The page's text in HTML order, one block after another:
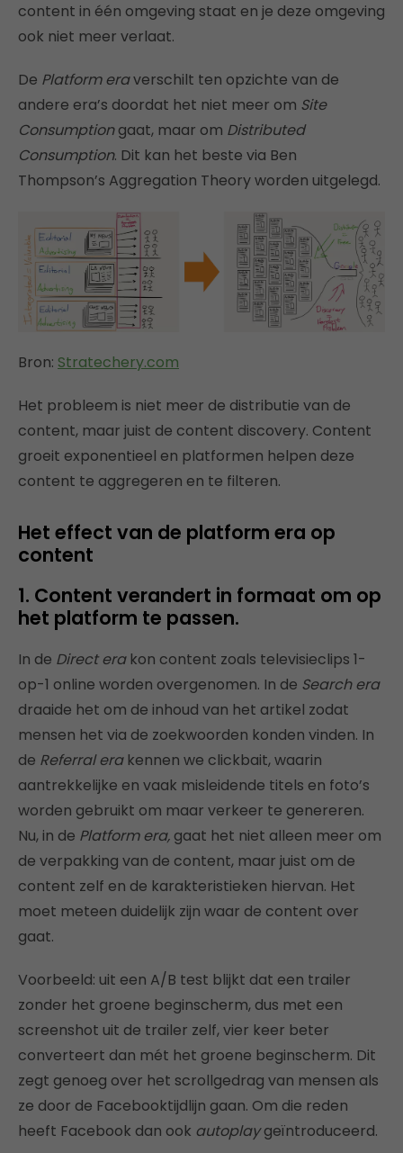
content in één omgeving staat en je deze omgeving
ook niet meer verlaat.
De Platform eraverschilt ten opzichte van de
andere era’s doordat het niet meer om Site
Consumptiongaat, maar om Distributed
Consumption. Dit kan het beste via Ben
Thompson’s Aggregation Theory worden uitgelegd.
Bron: Stratechery.com
Het probleem is niet meer de distributie van de
content, maar juist de content discovery. Content
groeit exponentieel en platformen helpen deze
content te aggregeren en te filteren.
Het effect van de platform era op
content
1. Content verandert in formaat om op
het platform te passen.
In de Direct erakon content zoals televisieclips 1-
op-1 online worden overgenomen. In de Search era
draaide het om de inhoud van het artikel zodat
mensen het via de zoekwoorden konden vinden. In
de Referral erakennen we clickbait, waarin
aantrekkelijke en vaak misleidende titels en foto’s
worden gebruikt om maar verkeer te genereren.
Nu, in de Platform era, gaat het niet alleen meer om
de verpakking van de content, maar juist om de
content zelf en de karakteristieken hiervan. Het
moet meteen duidelijk zijn waar de content over
gaat.
Voorbeeld: uit een A/B test blijkt dat een trailer
zonder het groene beginscherm, dus met een
screenshot uit de trailer zelf, vier keer beter
converteert dan mét het groene beginscherm. Dit
zegt genoeg over het scrollgedrag van mensen als
ze door de Facebooktijdlijn gaan. Om die reden
heeft Facebook dan ook autoplaygeïntroduceerd.